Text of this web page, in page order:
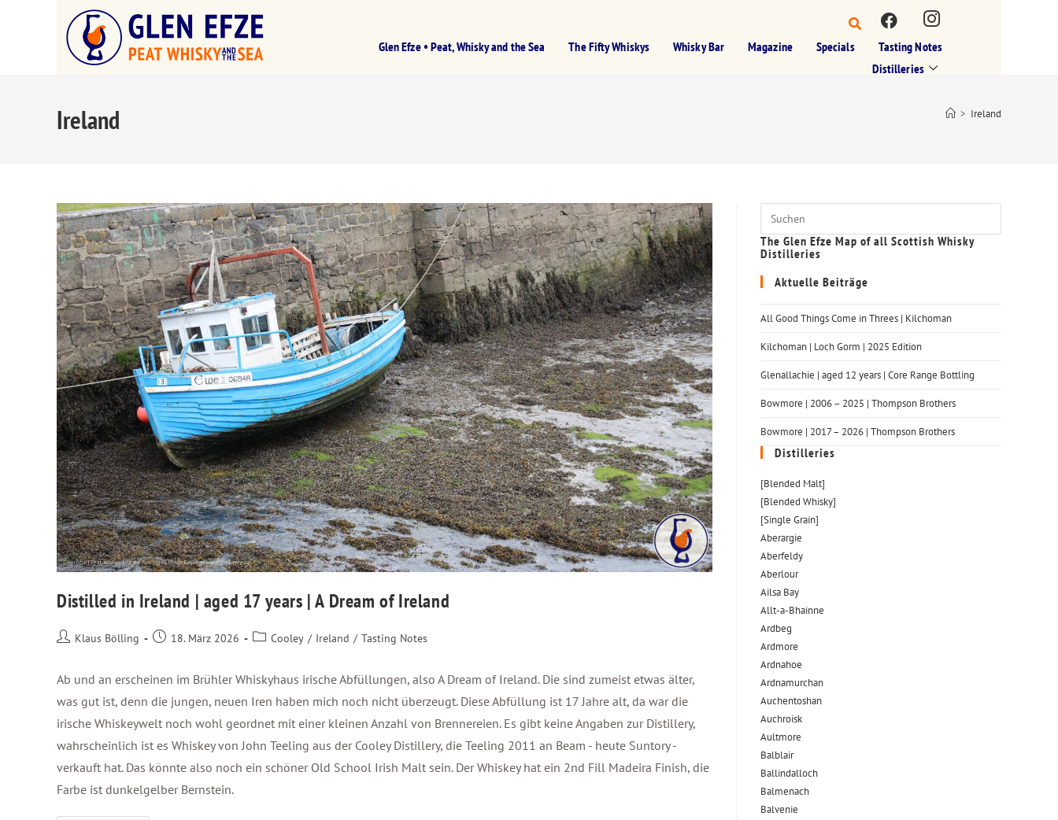
Glen Efze • Peat, Whisky and the Sea The Fifty Whiskys Whisky Bar Magazine Specials
Tasting Notes
Distilleries
Ireland > Ireland
Distilled in Ireland | aged 17 years | A Dream of Ireland
Klaus Bölling 18. März 2026 Cooley / Ireland / Tasting Notes
Ab und an erscheinen im Brühler Whiskyhaus irische Abfüllungen, also A Dream of Ireland. Die sind zumeist etwas älter,
was gut ist, denn die jungen, neuen Iren haben mich noch nicht überzeugt. Diese Abfüllung ist 17 Jahre alt, da war die
irische Whiskeywelt noch wohl geordnet mit einer kleinen Anzahl von Brennereien. Es gibt keine Angaben zur Distillery,
wahrscheinlich ist es Whiskey von John Teeling aus der Cooley Distillery, die Teeling 2011 an Beam - heute Suntory -
verkauft hat. Das könnte also noch ein schöner Old School Irish Malt sein. Der Whiskey hat ein 2nd Fill Madeira Finish, die
Farbe ist dunkelgelber Bernstein.
The Glen Efze Map of all Scottish Whisky
Distilleries
Aktuelle Beiträge
All Good Things Come in Threes | Kilchoman
Kilchoman | Loch Gorm​ | 2025 Edition
Glenallachie | aged 12 years | Core Range Bottling
Bowmore | 2006 – 2025 | Thompson Brothers
Bowmore | 2017 – 2026 | Thompson Brothers
Distilleries
[Blended Malt]
[Blended Whisky]
[Single Grain]
Aberargie
Aberfeldy
Aberlour
Ailsa Bay
Allt-a-Bhainne
Ardbeg
Ardmore
Ardnahoe
Ardnamurchan
Auchentoshan
Auchroisk
Aultmore
Balblair
Ballindalloch
Balmenach
Balvenie